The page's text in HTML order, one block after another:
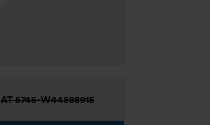
AT 5745-W44898915